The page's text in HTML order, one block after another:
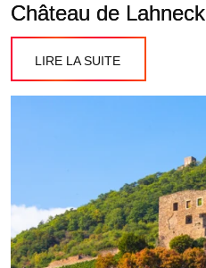
Château de Lahneck
LIRE LA SUITE